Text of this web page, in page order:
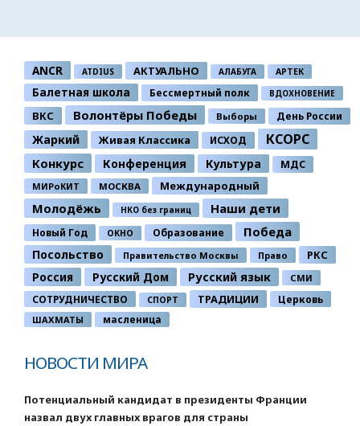
ANCR ATDIUS АКТУАЛЬНО АЛАБУГА АРТЕК
Балетная школа Бессмертный полк ВДОХНОВЕНИЕ
ВКС Волонтёры Победы Выборы День России
Жаркий Живая Классика ИСХОД КСОРС
Конкурс Конференция Культура МДС
МИРоКИТ МОСКВА Международный
Молодёжь НКО без границ Наши дети
Новый Год ОКНО Образование Победа
Посольство Правительство Москвы Право РКС
Россия Русский Дом Русский язык СМИ
СОТРУДНИЧЕСТВО СПОРТ ТРАДИЦИИ Церковь
ШАХМАТЫ масленица
НОВОСТИ МИРА
Потенциальный кандидат в президенты Франции
назвал двух главных врагов для страны